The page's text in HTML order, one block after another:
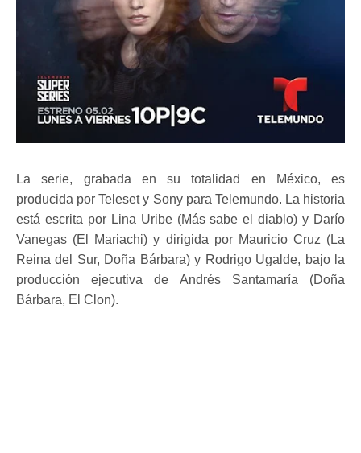
La serie, grabada en su totalidad en México, es
producida por Teleset y Sony para Telemundo. La historia
está escrita por Lina Uribe (Más sabe el diablo) y Darío
Vanegas (El Mariachi) y dirigida por Mauricio Cruz (La
Reina del Sur, Doña Bárbara) y Rodrigo Ugalde, bajo la
producción ejecutiva de Andrés Santamaría (Doña
Bárbara, El Clon).